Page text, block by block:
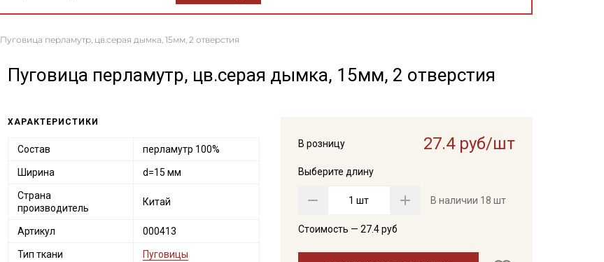
Пуговица перламутр, цв.серая дымка, 15мм, 2 отверстия
Пуговица перламутр, цв.серая дымка, 15мм, 2 отверстия
В розницу 27.4 руб/шт
Выберите длину
шт В наличии 18 шт
Стоимость — 27.4руб
ХАРАКТЕРИСТИКИ
Состав перламутр 100%
Ширина d=15 мм
Страна
производитель
Китай
Артикул 000413
Тип ткани Пуговицы